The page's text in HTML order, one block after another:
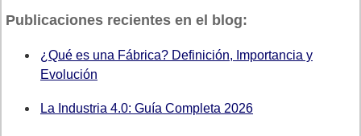
Publicaciones recientes en el blog:
¿Qué es una Fábrica? Definición, Importancia y
Evolución
La Industria 4.0: Guía Completa 2026